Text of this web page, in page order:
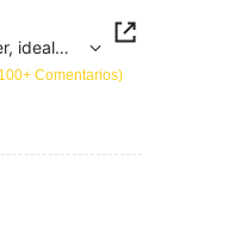
ideal
Comentarios)